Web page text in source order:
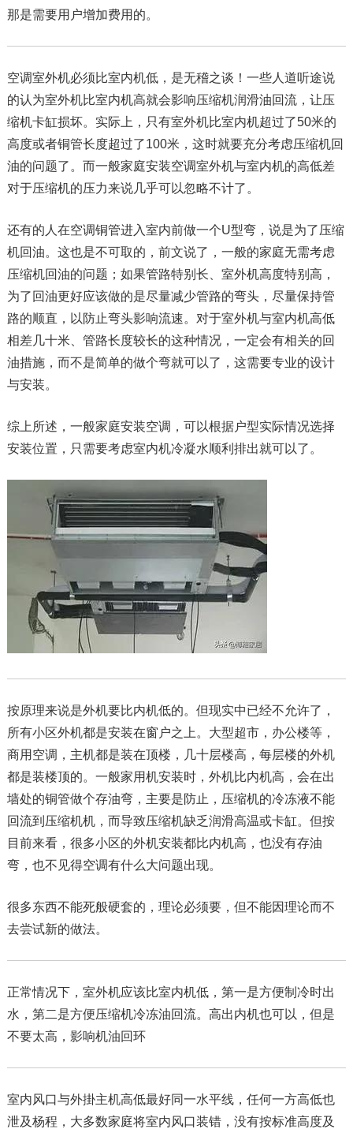
那是需要用户增加费用的。
空调室外机必须比室内机低，是无稽之谈！一些人道听途说
的认为室外机比室内机高就会影响压缩机润滑油回流，让压
缩机卡缸损坏。实际上，只有室外机比室内机超过了50米的
高度或者铜管长度超过了100米，这时就要充分考虑压缩机回
油的问题了。而一般家庭安装空调室外机与室内机的高低差
对于压缩机的压力来说几乎可以忽略不计了。
还有的人在空调铜管进入室内前做一个U型弯，说是为了压缩
机回油。这也是不可取的，前文说了，一般的家庭无需考虑
压缩机回油的问题；如果管路特别长、室外机高度特别高，
为了回油更好应该做的是尽量减少管路的弯头，尽量保持管
路的顺直，以防止弯头影响流速。对于室外机与室内机高低
相差几十米、管路长度较长的这种情况，一定会有相关的回
油措施，而不是简单的做个弯就可以了，这需要专业的设计
与安装。
综上所述，一般家庭安装空调，可以根据户型实际情况选择
安装位置，只需要考虑室内机冷凝水顺利排出就可以了。
按原理来说是外机要比内机低的。但现实中已经不允许了，
所有小区外机都是安装在窗户之上。大型超市，办公楼等，
商用空调，主机都是装在顶楼，几十层楼高，每层楼的外机
都是装楼顶的。一般家用机安装时，外机比内机高，会在出
墙处的铜管做个存油弯，主要是防止，压缩机的冷冻液不能
回流到压缩机机，而导致压缩机缺乏润滑高温或卡缸。但按
目前来看，很多小区的外机安装都比内机高，也没有存油
弯，也不见得空调有什么大问题出现。
很多东西不能死般硬套的，理论必须要，但不能因理论而不
去尝试新的做法。
正常情况下，室外机应该比室内机低，第一是方便制冷时出
水，第二是方便压缩机冷冻油回流。高出内机也可以，但是
不要太高，影响机油回环
室内风口与外掛主机高低最好同一水平线，任何一方高低也
泄及杨程，大多数家庭将室内风口装错，没有按标准高度及